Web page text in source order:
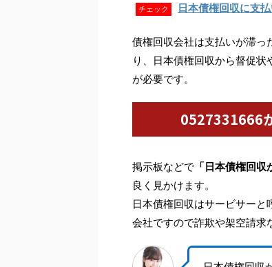
チェック 日本債権回収に支
債権回収会社は支払いが滞っ
り、日本債権回収から督促
が必要です。
0527331666
掲示板などで 「日本債権回
良く見かけます。
日本債権回収はサービサー
会社ですので詐欺や架空請求